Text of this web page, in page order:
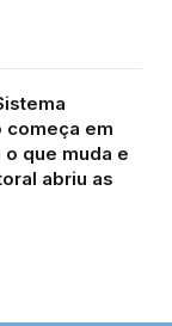
começa em
que muda e
abriu as